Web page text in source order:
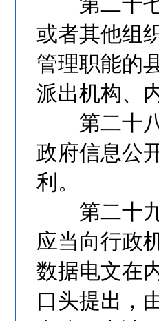
或者其他组
管理职能的
派出机构、
第二十八
政府信息公
利。
第二十九
应当向行政
数据电文在
口头提出，